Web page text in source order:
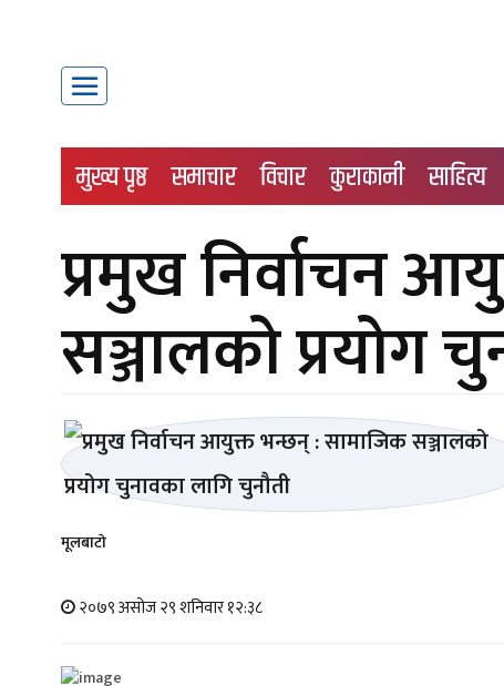
मुख्य पृष्ठ समाचार विचार कुराकानी साहित्य
प्रमुख निर्वाचन
सञ्जालको प्रयोग
मूलबाटाे
२०७९ असोज २९ शनिवार १२:३८